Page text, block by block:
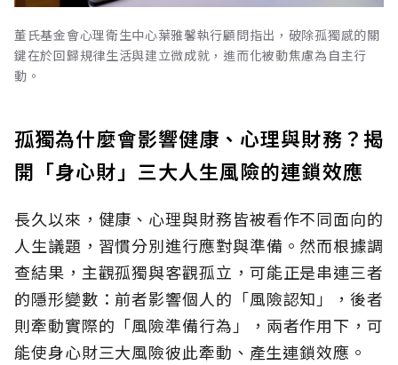
董氏基金會心理衛生中心葉雅馨執行顧問指出，破除孤獨感的關
鍵在於回歸規律生活與建立微成就，進而化被動焦慮為自主行
動。
孤獨為什麼會影響健康、心理與財務？揭
開「身心財」三大人生風險的連鎖效應
長久以來，健康、心理與財務皆被看作不同面向的
人生議題，習慣分別進行應對與準備。然而根據調
查結果，主觀孤獨與客觀孤立，可能正是串連三者
的隱形變數：前者影響個人的「風險認知 」，後者
則牽動實際的「風險準備行為」，兩者作用下，可
能使身心財三大風險彼此牽動、產生連鎖效應。